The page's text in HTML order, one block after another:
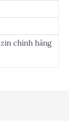
chính hãng